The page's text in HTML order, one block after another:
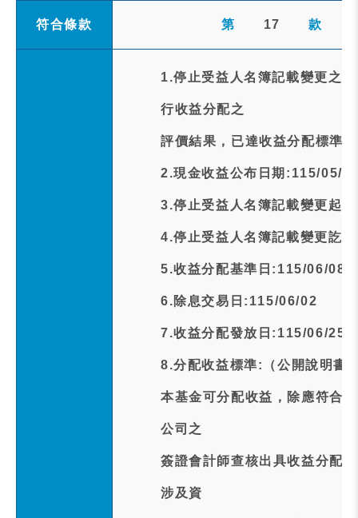
符合條款 第 17 款
1.停止受益人名簿記載變更之
行收益分配之
評價結果，已達收益分配標準
2.現金收益公布日期:115/05/
3.停止受益人名簿記載變更起
4.停止受益人名簿記載變更訖
5.收益分配基準日:115/06/08
6.除息交易日:115/06/02
7.收益分配發放日:115/06/25
8.分配收益標準:（公開說明書
本基金可分配收益，除應符合
公司之
簽證會計師查核出具收益分配
涉及資